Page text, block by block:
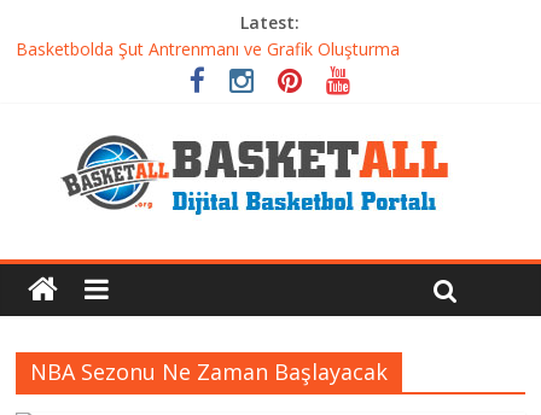
Latest:
Basketbolda Şut Antrenmanı ve Grafik Oluşturma
Iverson’dan Kyrie’e: Top Sürme Sanatının Dramatik Evrimi
Dünyanın En İyi Basketbol Takımı: Gerçek Şampiyon Kim?
Basketbolcu Beslenmesi: Performansı Artıran Bilimsel
Yaklaşımlar
NBA Sezonu Ne Zaman Başlayacak